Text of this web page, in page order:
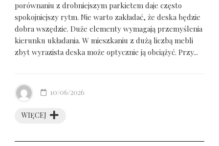
porównaniu z drobniejszym parkietem daje często
spokojniejszy rytm. Nie warto zakładać, że deska będzie
dobra wszędzie. Duże elementy wymagają przemyślenia
kierunku układania. W mieszkaniu z dużą liczbą mebli
zbyt wyrazista deska może optycznie ją obciążyć. Przy...
WIĘCEJ
10/06/2026